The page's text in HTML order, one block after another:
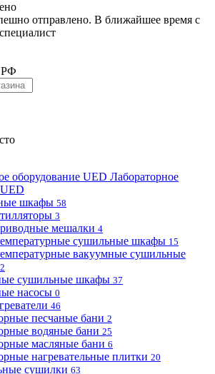
отправлено. В ближайшее время с
РФ
Лабораторное
шкафы 58
3
мешалки 4
сушильные шкафы 15
вакуумные сушильные
сушильные шкафы 37
насосы 0
46
песчаные бани 2
водяные бани 25
масляные бани 6
нагревательные плитки 20
сушилки 63